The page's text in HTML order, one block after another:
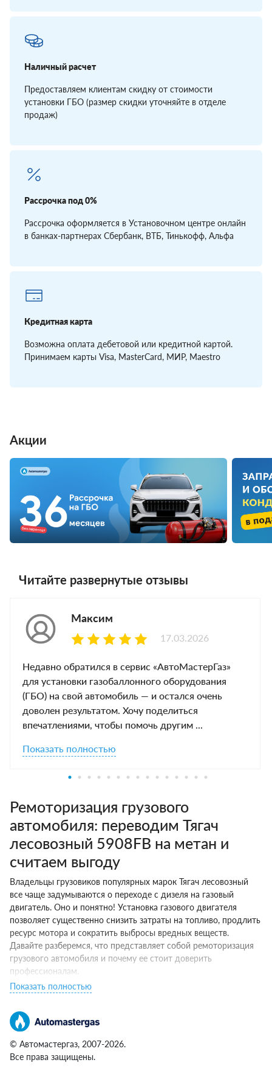
Наличный расчет
Предоставляем клиентам скидку от стоимости
установки ГБО (размер скидки уточняйте в отделе
продаж)
Рассрочка под 0%
Рассрочка оформляется в Установочном центре онлайн
в банках-партнерах Сбербанк, ВТБ, Тинькофф, Альфа
Кредитная карта
Возможна оплата дебетовой или кредитной картой.
Принимаем карты Visa, MasterCard, МИР, Maestro
Акции
Читайте развернутые отзывы
Максим
Недавно обратился в сервис «АвтоМастерГаз»
для установки газобаллонного оборудования
(ГБО) на свой автомобиль — и остался очень
доволен результатом. Хочу поделиться
впечатлениями, чтобы помочь другим ...
Показать полностью
17.03.2026
Ремоторизация грузового
автомобиля: переводим Тягач
лесовозный 5908FB на метан и
считаем выгоду
Владельцы грузовиков популярных марок Тягач лесовозный
все чаще задумываются о переходе с дизеля на газовый
двигатель. Оно и понятно! Установка газового двигателя
позволяет существенно снизить затраты на топливо, продлить
ресурс мотора и сократить выбросы вредных веществ.
Давайте разберемся, что представляет собой ремоторизация
грузового автомобиля и почему ее стоит доверить
профессионалам.
Что такое ремоторизация?
Если по-простому, ремоторизация — это замена штатного
дизеля на газовый двигатель, работающий на сжатом
природном газе (метане). Процесс включает такие шаги:
Демонтаж дизельного мотора вместе со всем навесным
Показать полностью
© Автомастергаз, 2007-2026.
Все права защищены.